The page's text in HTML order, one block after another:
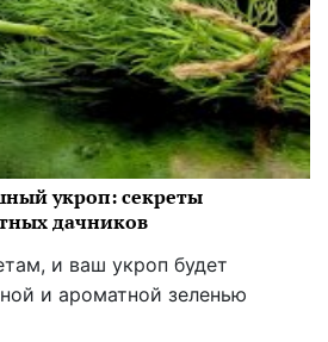
укроп: секреты
дачников
и ваш укроп будет
и ароматной зеленью